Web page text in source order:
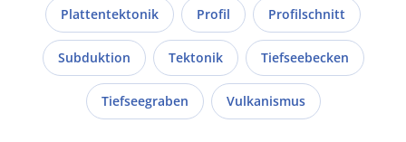
Plattentektonik Profil Profilschnitt
Subduktion Tektonik Tiefseebecken
Tiefseegraben Vulkanismus